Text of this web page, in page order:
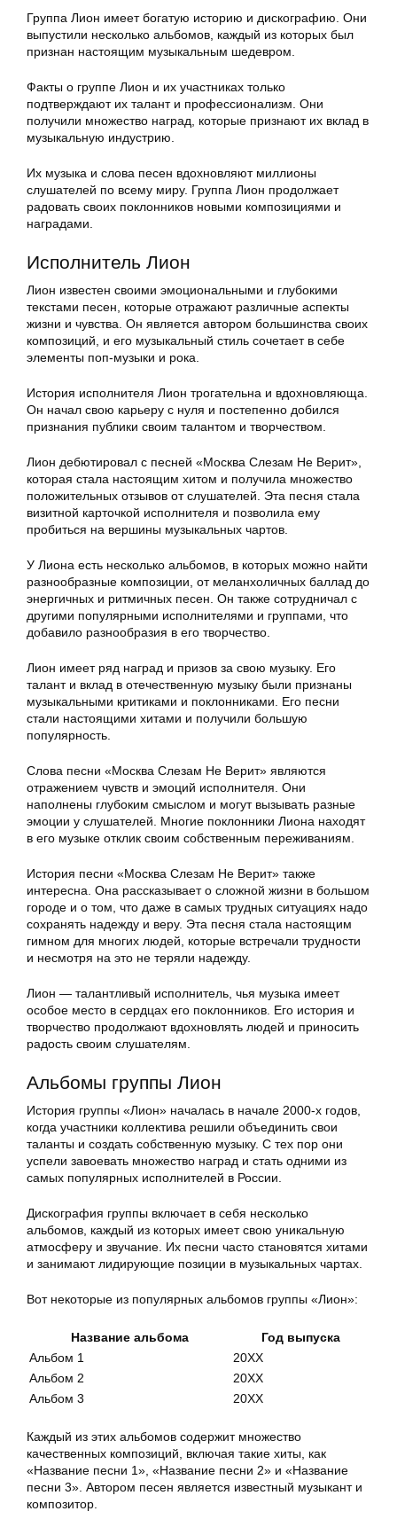
Группа Лион имеет богатую историю и дискографию. Они
выпустили несколько альбомов, каждый из которых был
признан настоящим музыкальным шедевром.
Факты о группе Лион и их участниках только
подтверждают их талант и профессионализм. Они
получили множество наград, которые признают их вклад в
музыкальную индустрию.
Их музыка и слова песен вдохновляют миллионы
слушателей по всему миру. Группа Лион продолжает
радовать своих поклонников новыми композициями и
наградами.
Исполнитель Лион
Лион известен своими эмоциональными и глубокими
текстами песен, которые отражают различные аспекты
жизни и чувства. Он является автором большинства своих
композиций, и его музыкальный стиль сочетает в себе
элементы поп-музыки и рока.
История исполнителя Лион трогательна и вдохновляюща.
Он начал свою карьеру с нуля и постепенно добился
признания публики своим талантом и творчеством.
Лион дебютировал с песней «Москва Слезам Не Верит»,
которая стала настоящим хитом и получила множество
положительных отзывов от слушателей. Эта песня стала
визитной карточкой исполнителя и позволила ему
пробиться на вершины музыкальных чартов.
У Лиона есть несколько альбомов, в которых можно найти
разнообразные композиции, от меланхоличных баллад до
энергичных и ритмичных песен. Он также сотрудничал с
другими популярными исполнителями и группами, что
добавило разнообразия в его творчество.
Лион имеет ряд наград и призов за свою музыку. Его
талант и вклад в отечественную музыку были признаны
музыкальными критиками и поклонниками. Его песни
стали настоящими хитами и получили большую
популярность.
Слова песни «Москва Слезам Не Верит» являются
отражением чувств и эмоций исполнителя. Они
наполнены глубоким смыслом и могут вызывать разные
эмоции у слушателей. Многие поклонники Лиона находят
в его музыке отклик своим собственным переживаниям.
История песни «Москва Слезам Не Верит» также
интересна. Она рассказывает о сложной жизни в большом
городе и о том, что даже в самых трудных ситуациях надо
сохранять надежду и веру. Эта песня стала настоящим
гимном для многих людей, которые встречали трудности
и несмотря на это не теряли надежду.
Лион — талантливый исполнитель, чья музыка имеет
особое место в сердцах его поклонников. Его история и
творчество продолжают вдохновлять людей и приносить
радость своим слушателям.
Альбомы группы Лион
История группы «Лион» началась в начале 2000-х годов,
когда участники коллектива решили объединить свои
таланты и создать собственную музыку. С тех пор они
успели завоевать множество наград и стать одними из
самых популярных исполнителей в России.
Дискография группы включает в себя несколько
альбомов, каждый из которых имеет свою уникальную
атмосферу и звучание. Их песни часто становятся хитами
и занимают лидирующие позиции в музыкальных чартах.
Вот некоторые из популярных альбомов группы «Лион»:
Название альбома
Год выпуска
Альбом 1
20XX
Альбом 2
20XX
Альбом 3
20XX
Каждый из этих альбомов содержит множество
качественных композиций, включая такие хиты, как
«Название песни 1», «Название песни 2» и «Название
песни 3». Автором песен является известный музыкант и
композитор.